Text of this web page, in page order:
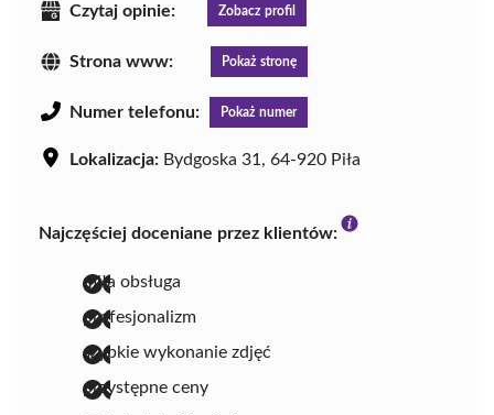
Czytaj opinie: Zobacz profil
Strona www: Pokaż stronę
Numer telefonu: Pokaż numer
Lokalizacja: Bydgoska 31, 64-920 Piła
Najczęściej doceniane przez klientów:
miła obsługa
profesjonalizm
szybkie wykonanie zdjęć
przystępne ceny